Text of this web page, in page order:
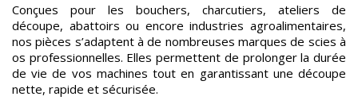
Conçues pour les bouchers, charcutiers, ateliers de
découpe, abattoirs ou encore industries agroalimentaires,
nos pièces s’adaptent à de nombreuses marques de scies à
os professionnelles. Elles permettent de prolonger la durée
de vie de vos machines tout en garantissant une découpe
nette, rapide et sécurisée.